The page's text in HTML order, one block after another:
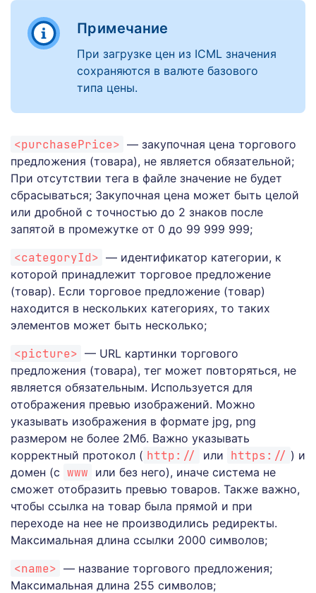
Примечание
При загрузке цен из ICML значения
сохраняются в валюте базового
типа цены.
<purchasePrice> — закупочная цена торгового
предложения (товара), не является обязательной;
При отсутствии тега в файле значение не будет
сбрасываться; Закупочная цена может быть целой
или дробной с точностью до 2 знаков после
запятой в промежутке от 0 до 99 999 999;
<categoryId> — идентификатор категории, к
которой принадлежит торговое предложение
(товар). Если торговое предложение (товар)
находится в нескольких категориях, то таких
элементов может быть несколько;
<picture> — URL картинки торгового
предложения (товара), тег может повторяться, не
является обязательным. Используется для
отображения превью изображений. Можно
указывать изображения в формате jpg, png
размером не более 2Мб. Важно указывать
корректный протокол ( http:// или https:// ) и
домен (с www или без него), иначе система не
сможет отобразить превью товаров. Также важно,
чтобы ссылка на товар была прямой и при
переходе на нее не производились редиректы.
Максимальная длина ссылки 2000 символов;
<name> — название торгового предложения;
Максимальная длина 255 символов;